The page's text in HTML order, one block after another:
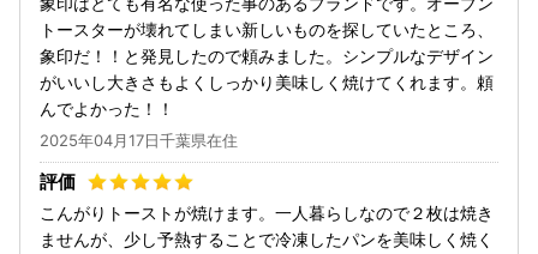
トースターが壊れてしまい新しいものを探していたところ、
象印だ！！と発見したので頼みました。シンプルなデザイン
がいいし大きさもよくしっかり美味しく焼けてくれます。頼
んでよかった！！
2025年04月17日千葉県在住
こんがりトーストが焼けます。一人暮らしなので２枚は焼き
ませんが、少し予熱することで冷凍したパンを美味しく焼く